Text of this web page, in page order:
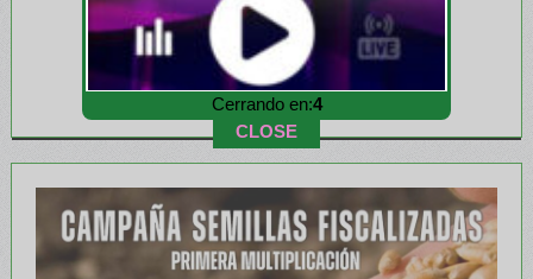
Cerrando en:1
CLOSE